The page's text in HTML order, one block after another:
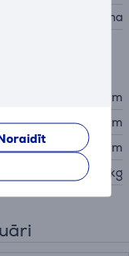
melna
5,8 cm
104,5 cm
10,7 cm
5,8 kg